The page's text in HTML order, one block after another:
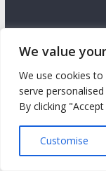
We value
We use cookies
serve
By clicking
Customise